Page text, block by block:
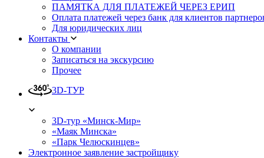
ПАМЯТКА ДЛЯ ПЛАТЕЖЕЙ ЧЕРЕЗ ЕРИП
Оплата платежей через банк для клиентов
Для юридических лиц
Контакты
О компании
Записаться на экскурсию
Прочее
3D-ТУР
3D-тур «Минск-Мир»
«Маяк Минска»
«Парк Челюскинцев»
Электронное заявление застройщику